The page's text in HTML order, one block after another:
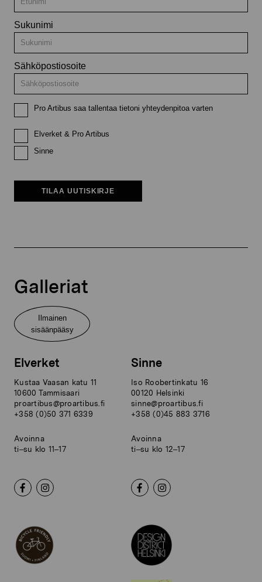
Sukunimi
Sähköpostiosoite
Pro Artibus saa tallentaa tietoni yhteydenpitoa varten
Elverket & Pro Artibus
Sinne
TILAA UUTISKIRJE
Galleriat
Ilmainen
sisäänpääsy
Elverket
Kustaa Vaasan katu 11
10600 Tammisaari
proartibus@proartibus.fi
+358 (0)50 371 6339
Avoinna
ti–su klo 11–17
Sinne
Iso Roobertinkatu 16
00120 Helsinki
sinne@proartibus.fi
+358 (0)45 883 3716
Avoinna
ti–su klo 12–17